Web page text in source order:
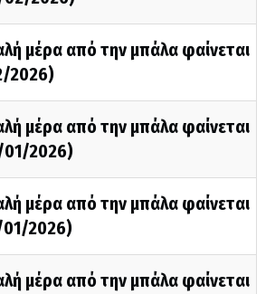
μέρα από την μπάλα φαίνεται
2026)
μέρα από την μπάλα φαίνεται
2026)
μέρα από την μπάλα φαίνεται
2026)
μέρα από την μπάλα φαίνεται